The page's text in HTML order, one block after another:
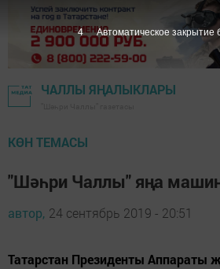
ЧАЛЛЫ ЯҢАЛЫКЛАРЫ
КӨН ТЕМАСЫ
"Шәһри Чаллы" яңа
автор, 24 сентябрь 2019 - 20:51
Татарстан Президенты Аппараты
3 Автоматическое закрытие